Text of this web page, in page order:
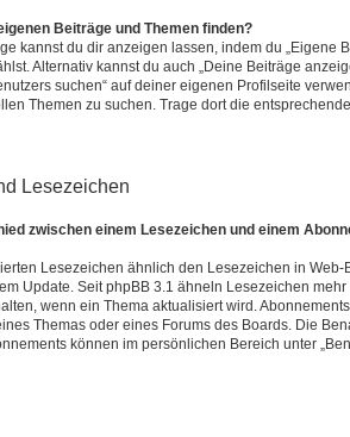
Beiträge und Themen finden?
kannst du dir anzeigen lassen, indem du „Eigene
Alternativ kannst du auch „Deine Beiträge
suchen“ auf deiner eigenen Profilseite
Themen zu suchen. Trage dort die
Lesezeichen
zwischen einem Lesezeichen und einem
Lesezeichen ähnlich den Lesezeichen in
Update. Seit phpBB 3.1 ähneln Lesezeichen
wenn ein Thema aktualisiert wird.
Themas oder eines Forums des Boards. Die
können im persönlichen Bereich unter